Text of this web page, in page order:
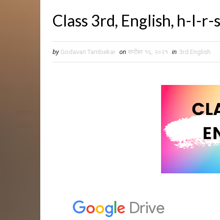
Class 3rd, English, h-l-r-s
by Godavari Tambekar on सप्टेंबर १६, २०२१ in 3rd English